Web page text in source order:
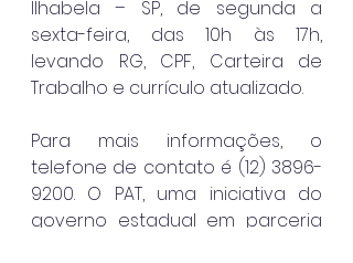
Ilhabela – SP, de segunda a
sexta-feira, das 10h às 17h,
levando RG, CPF, Carteira de
Trabalho e currículo atualizado.
Para mais informações, o
telefone de contato é (12) 3896-
9200. O PAT, uma iniciativa do
governo estadual em parceria